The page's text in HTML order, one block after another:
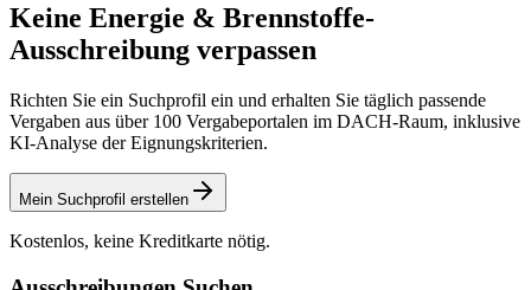
Keine Energie & Brennstoffe-
Ausschreibung verpassen
Richten Sie ein Suchprofil ein und erhalten Sie täglich passende
Vergaben aus über 100 Vergabeportalen im DACH-Raum, inklusive
KI-Analyse der Eignungskriterien.
Mein Suchprofil erstellen
Kostenlos, keine Kreditkarte nötig.